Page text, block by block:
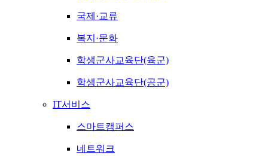
국제·교류
복지·문화
학생군사교육단(육군)
학생군사교육단(공군)
IT서비스
스마트캠퍼스
네트워크